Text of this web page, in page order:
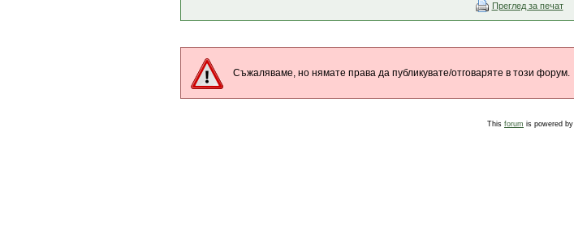
Преглед за печат
Съжаляваме, но нямате права да публикувате/отговаряте в този форум.
This forum is powered by